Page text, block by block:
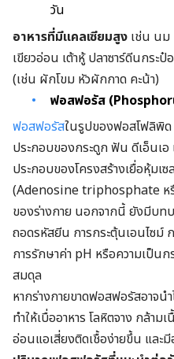
วัน
อาหารที่มีแคลเซียมสูง เช่น นม
เขียวอ่อน เต้าหู้ ปลาซาร์ดีนกร
(เช่น ผักโขม หัวผักกาด คะน้า)
ฟอสฟอรัส
ฟอสฟอรัสในรูปของฟอสโฟลิพิ
ประกอบของกระดูก ฟัน ดีเอ็นเอ
ประกอบของโครงสร้างเยื่อหุ้มเ
(Adenosine triphosphate ห
ของร่างกาย นอกจากนี้ ยังมีบท
ถอดรหัสยีน การกระตุ้นเอนไซม์
การรักษาค่า pH หรือความเป็น
สมดุล
หากร่างกายขาดฟอสฟอรัสอาจน
ทำให้เบื่ออาหาร โลหิตจาง กล้า
อ่อนแอเสี่ยงติดเชื้อง่ายขึ้น และ